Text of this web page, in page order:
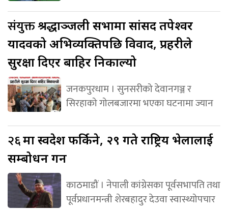
संयुक्तश्रद्धाञ्जली सभामा सांसद तपेश्वर
यादवको अभिव्यक्तिपछि विवाद, प्रहरीले
सुरक्षा दिएर बाहिर निकाल्यो
जनकपुरधाम । सुनसरीको देवानगञ्ज र
सिरहाको गोलबजारमा भएका घटनामा ज्यान
२६मा स्वदेश फर्किने, २९ गते राष्ट्रिय भेलालाई
सम्बोधन गर्ने
काठमाडौं । नेपाली कांग्रेसका पूर्वसभापति तथा
पूर्वप्रधानमन्त्री शेरबहादुर देउवा स्वास्थ्योपचार